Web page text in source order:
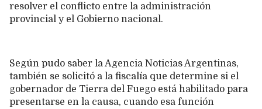
resolver el conflicto entre la administración
provincial y el Gobierno nacional.
Según pudo saber la Agencia Noticias Argentinas,
también se solicitó a la fiscalía que determine si el
gobernador de Tierra del Fuego está habilitado para
presentarse en la causa, cuando esa función